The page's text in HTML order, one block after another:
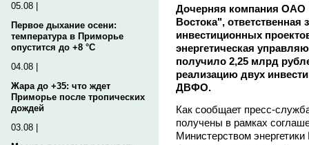
05.08 |
Первое дыхание осени:
температура в Приморье
опустится до +8 °C
04.08 |
Жара до +35: что ждет
Приморье после тропических
дождей
03.08 |
Дочерняя компания ОАО
Востока",
инвестиционных
энергетическая
получило 2,25 млрд
реализацию двух
ДВФО.
Как сообщает пресс-
получены в рамках
Министерством